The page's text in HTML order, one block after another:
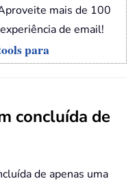
mais de 100
de email!
para
concluída de
de apenas uma